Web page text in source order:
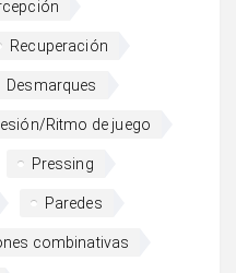
Recuperación
Desmarques
Ritmo de juego
Pressing
Paredes
combinativas